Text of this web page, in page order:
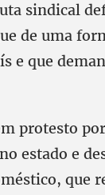
sindical
de uma
e que
protesto
estado e
que